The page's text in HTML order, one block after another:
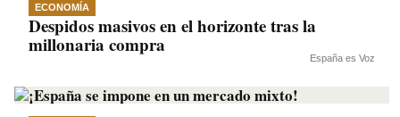
ECONOMÍA
Despidos masivos en el horizonte tras la
millonaria compra
España es Voz